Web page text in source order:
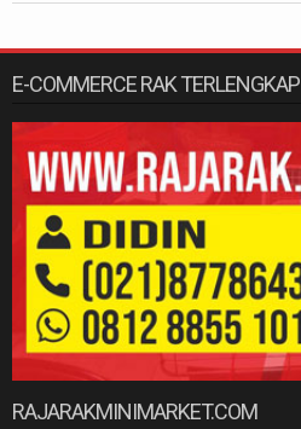
E-COMMERCE RAK TERLENGKAP
RAJARAKMINIMARKET.COM